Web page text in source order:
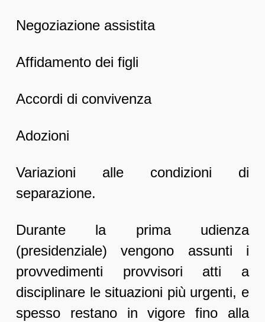
Negoziazione assistita
Affidamento dei figli
Accordi di convivenza
Adozioni
Variazioni alle condizioni di
separazione.
Durante la prima udienza
(presidenziale) vengono assunti i
provvedimenti provvisori atti a
disciplinare le situazioni più urgenti, e
spesso restano in vigore fino alla